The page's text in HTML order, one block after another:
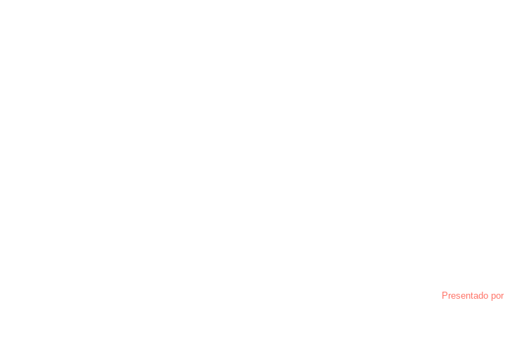
Presentado por